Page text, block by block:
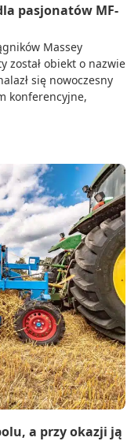
pasjonatów MF-
Massey
został obiekt o nazwie
się nowoczesny
konferencyjne,
a przy okazji ją